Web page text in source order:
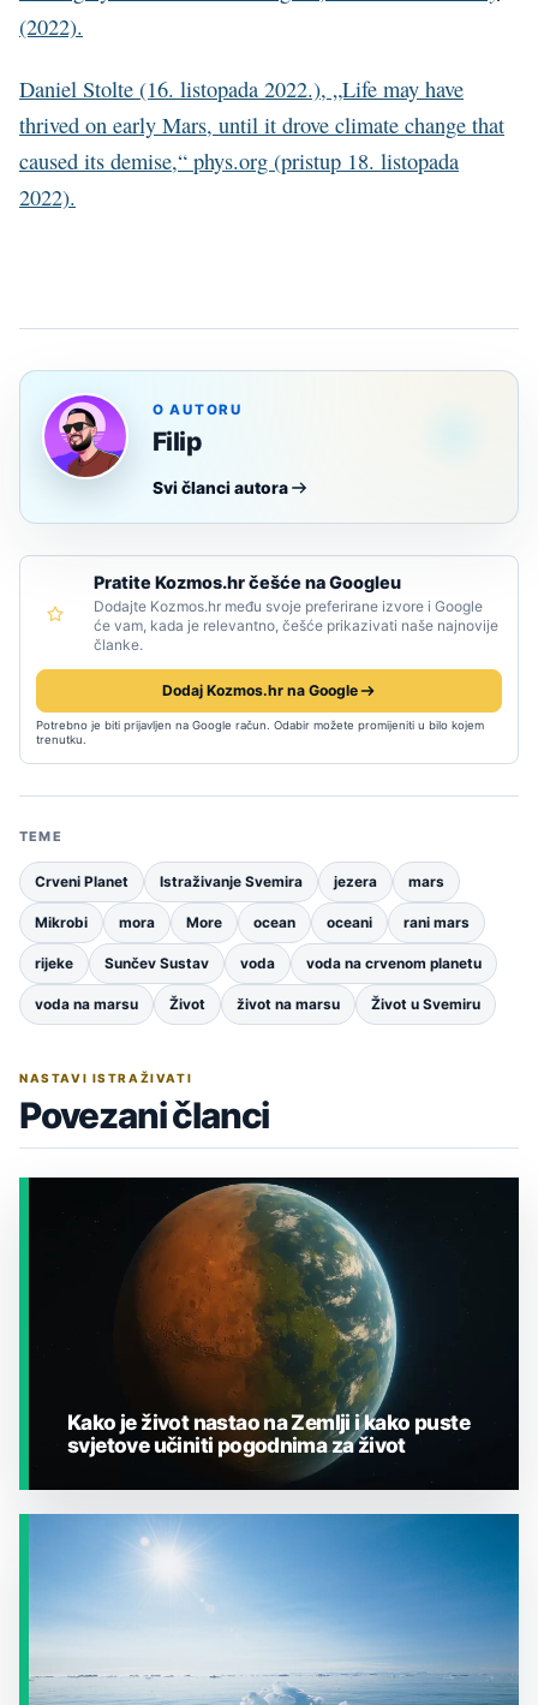
(2022).
Daniel Stolte (16. listopada 2022.), „Life may have
thrived on early Mars, until it drove climate change that
caused its demise,“ phys.org (pristup 18. listopada
2022).
O AUTORU
Filip
Svi članci autora
Pratite Kozmos.hr češće na Googleu
Dodajte Kozmos.hr među svoje preferirane izvore i Google
će vam, kada je relevantno, češće prikazivati naše najnovije
članke.
Dodaj Kozmos.hr na Google
Potrebno je biti prijavljen na Google račun. Odabir možete promijeniti u bilo kojem
trenutku.
TEME
Crveni Planet Istraživanje Svemira jezera mars
Mikrobi mora More ocean oceani rani mars
rijeke Sunčev Sustav voda voda na crvenom planetu
voda na marsu Život život na marsu Život u Svemiru
NASTAVI ISTRAŽIVATI
Povezani članci
JESTE LI ZNALI?
Kako je život nastao na Zemlji i kako puste
svjetove učiniti pogodnima za život